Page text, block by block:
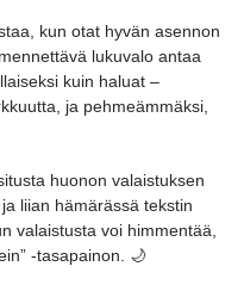
kun otat hyvän asennon
lukuvalo antaa
kuin haluat –
ja pehmeämmäksi,
huonon valaistuksen
liian hämärässä tekstin
valaistusta voi himmentää,
-tasapainon. 🌙